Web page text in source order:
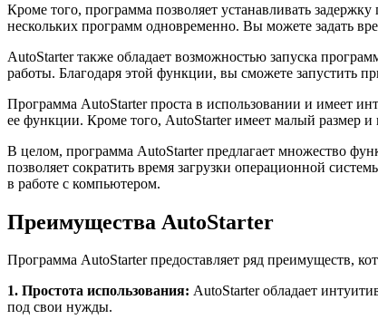
Кроме того, программа позволяет устанавливать
нескольких программ одновременно. Вы можете задать
AutoStarter также обладает возможностью запуска
работы. Благодаря этой функции, вы сможете запустить
Программа AutoStarter проста в использовании и имеет
ее функции. Кроме того, AutoStarter имеет малый размер и
В целом, программа AutoStarter предлагает множество
позволяет сократить время загрузки операционной
в работе с компьютером.
Преимущества AutoStarter
Программа AutoStarter предоставляет ряд преимуществ,
1. Простота использования: AutoStarter обладает
под свои нужды.